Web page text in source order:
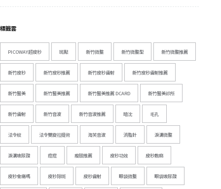
標籤雲
PICOWAY超皮秒 斑點 新竹微整 新竹微整型 新竹微整推薦
新竹皮秒 新竹皮秒推薦 新竹皮秒雷射 新竹皮秒雷射推薦
新竹醫美 新竹醫美推薦 新竹醫美推薦 DCARD 新竹醫美診所
新竹雷射 新竹音波 新竹音波推薦 暗沈 毛孔
法令紋 法令雙旋拉提術 海芙音波 消脂針 淚溝微整
淚溝玻尿酸 痘痘 瘦臉推薦 皮秒功效 皮秒敷麻
皮秒會痛嗎 皮秒除斑 皮秒雷射 眼袋微整 眼袋玻尿酸